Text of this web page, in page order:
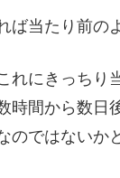
当たり前の
にきっちり
時間から数日
のではないか